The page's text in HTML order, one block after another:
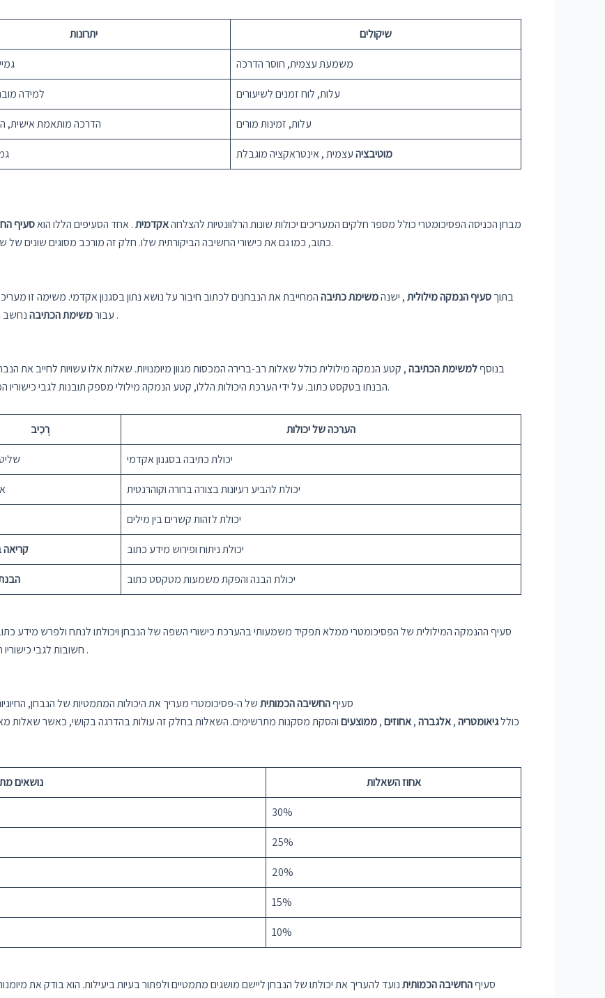
יתרונות שיקולים
משמעת עצמית, חוסר הדרכה
למידה עלות, לוח זמנים לשיעורים
הדרכה מותאמת אישית, עלות, זמינות מורים
מוטיבציהעצמית , אינטראקציה מוגבלת
מבחן הכניסה הפסיכומטרי כולל מספר חלקים המעריכים יכולות שונות הרלוונטיות להצלחהאקדמית. אחד הסעיפים הללו הואסעיף
כתוב, כמו גם את כישורי החשיבה הביקורתית שלו. חלק זה מורכב מסוגים שונים של שאלות המודדות אוצר מילים, הבנה ויכולת לזהות קשרים בין מילים.
בתוךסעיף הנמקה מילולית, ישנהמשימת כתיבההמחייבת את הנבחנים לכתוב חיבור על נושא נתון בסגנון אקדמי. משימה זו
עבורמשימת הכתיבהנחשב .
בנוסףלמשימת הכתיבה, קטע הנמקה מילולית כולל שאלות רב-ברירה המכסות מגוון מיומנויות. שאלות אלו עשויות לחייב את
הבנתו בטקסט כתוב. על ידי הערכת היכולות הללו, קטע הנמקה מילולי מספק תובנות לגבי כישוריו המילוליים של הנבחן ויכולתו להבין ולפרש מידע כתוב בצורה יעילה.
רְכִיב הערכה של יכולות
יכולת כתיבה בסגנון אקדמי
יכולת להביע רעיונות בצורה ברורה וקוהרנטית
יכולת לזהות קשרים בין מילים
קריאה יכולת ניתוח ופירוש מידע כתוב
יכולת הבנה והפקת משמעות מטקסט כתוב
סעיף ההנמקה המילולית של הפסיכומטרי ממלא תפקיד משמעותי בהערכת כישורי השפה של הנבחן ויכולתו לנתח ולפרש מידע
חשובות לגבי .
סעיףהחשיבה הכמותיתשל ה-פסיכומטרי מעריך את היכולות המתמטיות של הנבחן,
כוללגיאומטריה,אלגברה,אחוזים,ממוצעיםוהסקת מסקנות מתרשימים. השאלות בחלק זה עולות בהדרגה בקושי, כאשר שאלות
נושאים אחוז השאלות
30%
25%
20%
15%
10%
סעיףהחשיבה הכמותיתנועד להעריך את יכולתו של הנבחן ליישם מושגים מתמטיים ולפתור בעיות ביעילות. הוא בודק את